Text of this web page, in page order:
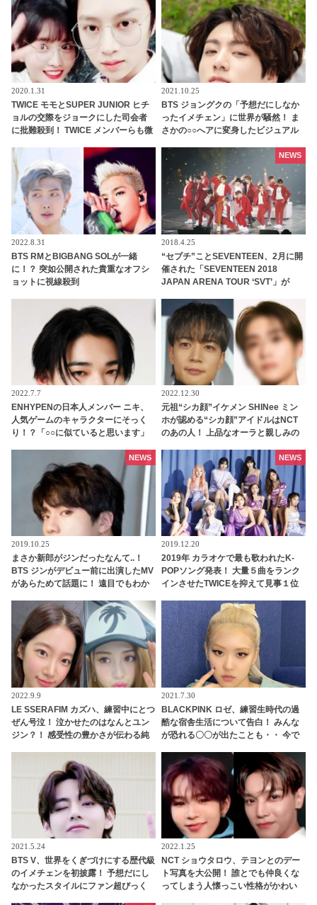
セプトのトリコになるファン続々
2020.1.31
TWICE モモとSUPER JUNIOR ヒチ
ョルの交際をジョークにした司会者
に批難殺到！ TWICE メンバーらも微
2021.10.25
BTS ジョングクの「予想だにしなか
ったイメチェン」に世界が騒然！ ま
さかの○○へアに変身したビジュアル
る… 落ち着いた黒髪からガラリと雰
囲気を変えた美貌に驚きを隠せない
声殺到
2022.8.31
BTS RMとBIGBANG SOLが一緒
に！？ 突如公開された貴重なオフシ
ョットに視線殺到
2018.4.25
“セブチ”ことSEVENTEEN、2月に開
催された「SEVENTEEN 2018
JAPAN ARENA TOUR ‘SVT’」が
NEWS
2022.7.7
ENHYPENの日本人メンバー ニキ、
人気ゲームのキャラクターにそっく
り！？「○○に似ていると思います」
にもそっくりな見た目にファン大爆
笑「客観的な視点で自分を見てるね
ｗｗ」
2022.12.30
元祖“シカ顔”イケメン SHINee ミン
ホが認める“シカ顔”アイドルはNCT
のあの人！ 上品なオーラと親しみの
は一体ダレ？
2019.10.25
まさか新郎がジンだったなんて..！
BTS ジンがデビュー前に出演したMV
があらためて話題に！ 遠目でもわか
愕…貴重すぎる映像に感激
NEWS
2019.12.20
2019年 カラオケで最も歌われたK-
POPソング発表！ 大量５曲をランク
インさせたTWICEを抑えて見事１位
NEWS
2022.9.9
LE SSERAFIM カズハ、練習中にとつ
ぜん号泣！ 泣かせたのはなんとユン
ジン？！ 感受性の豊かさが伝わる純
2021.7.30
BLACKPINK ロゼ、練習生時代の過
酷な宿舎生活について告白！ みんな
が恐れる〇〇が出たことも・・ 今で
クリ
2021.5.24
BTS V、世界をくぎづけにする歴代級
のイメチェンを初披露！ 予想だにし
なかったスタイルにファン超びっく
2022.1.25
NCT ショウタロウ、テヨンとのデー
ト写真を大公開！ 誰とでも仲良くな
ってしまう人懐っこい性格がかわい